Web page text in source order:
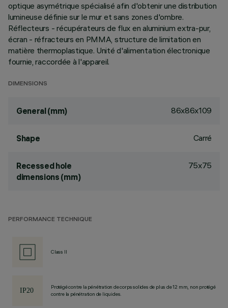
optique asymétrique spécialisé afin d'obtenir une distribution
lumineuse définie sur le mur et sans zones d'ombre.
Réflecteurs - récupérateurs de flux en aluminium extra-pur,
écran - réfracteurs en PMMA, structure de limitation en
matière thermoplastique. Unité d'alimentation électronique
fournie, raccordée à l'appareil.
DIMENSIONS
General (mm) 86x86x109
Shape Carré
Recessed hole
dimensions (mm)
75x75
PERFORMANCE TECHNIQUE
Class II
Protégé contre la pénétration de corps solides de plus de 12 mm, non protégé
contre la pénétration de liquides.